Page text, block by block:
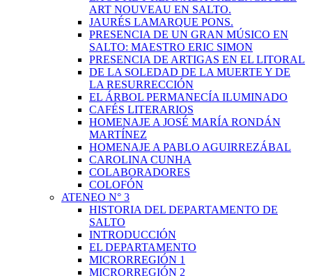
ART NOUVEAU EN SALTO.
JAURÉS LAMARQUE PONS.
PRESENCIA DE UN GRAN MÚSICO EN
SALTO: MAESTRO ERIC SIMON
PRESENCIA DE ARTIGAS EN EL LITORAL
DE LA SOLEDAD DE LA MUERTE Y DE
LA RESURRECCIÓN
EL ÁRBOL PERMANECÍA ILUMINADO
CAFÉS LITERARIOS
HOMENAJE A JOSÉ MARÍA RONDÁN
MARTÍNEZ
HOMENAJE A PABLO AGUIRREZÁBAL
CAROLINA CUNHA
COLABORADORES
COLOFÓN
ATENEO N° 3
HISTORIA DEL DEPARTAMENTO DE
SALTO
INTRODUCCIÓN
EL DEPARTAMENTO
MICRORREGIÓN 1
MICRORREGIÓN 2